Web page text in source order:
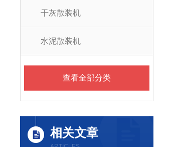
干灰散装机
水泥散装机
查看全部分类
相关文章